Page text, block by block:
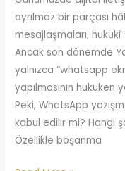
ayrılmaz bir parçası
mesajlaşmaları, hukukî
Ancak son dönemde
yalnızca “whatsapp
yapılmasının
Peki, WhatsApp
kabul edilir mi? Hangi
Özellikle boşanma